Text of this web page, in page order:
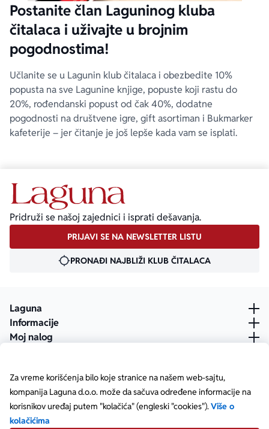
Za vreme korišćenja bilo koje stranice na našem web-sajtu,
kompanija Laguna d.o.o. može da sačuva određene informacije na
korisnikov uređaj putem "kolačića" (engleski "cookies").Više o
kolačićima
Postanite član Laguninog kluba
čitalaca i uživajte u brojnim
pogodnostima!
Učlanite se u Lagunin klub čitalaca i obezbedite 10%
popusta na sve Lagunine knjige, popuste koji rastu do
20%, rođendanski popust od čak 40%, dodatne
pogodnosti na društvene igre, gift asortiman i Bukmarker
kafeterije – jer čitanje je još lepše kada vam se isplati.
Pridruži se našoj zajednici i isprati dešavanja.
PRIJAVI SE NA NEWSLETTER LISTU
PRONAĐI NAJBLIŽI KLUB ČITALACA
Laguna
Informacije
Moj nalog